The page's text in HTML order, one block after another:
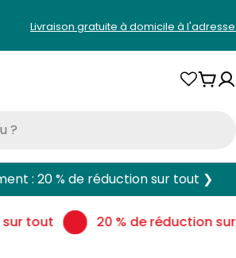
Livraison gratuite à domicile à
: 20 % de réduction sur tout ❯
tout 20 % de réduction sur